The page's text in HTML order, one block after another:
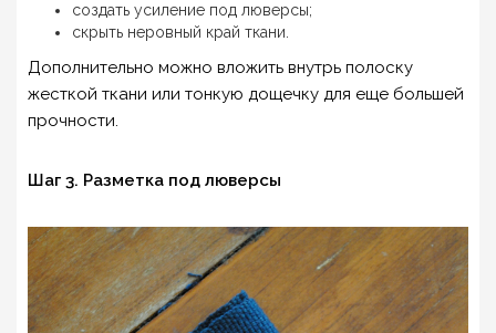
создать усиление под люверсы;
скрыть неровный край ткани.
Дополнительно можно вложить внутрь полоску
жесткой ткани или тонкую дощечку для еще большей
прочности.
Шаг 3. Разметка под люверсы